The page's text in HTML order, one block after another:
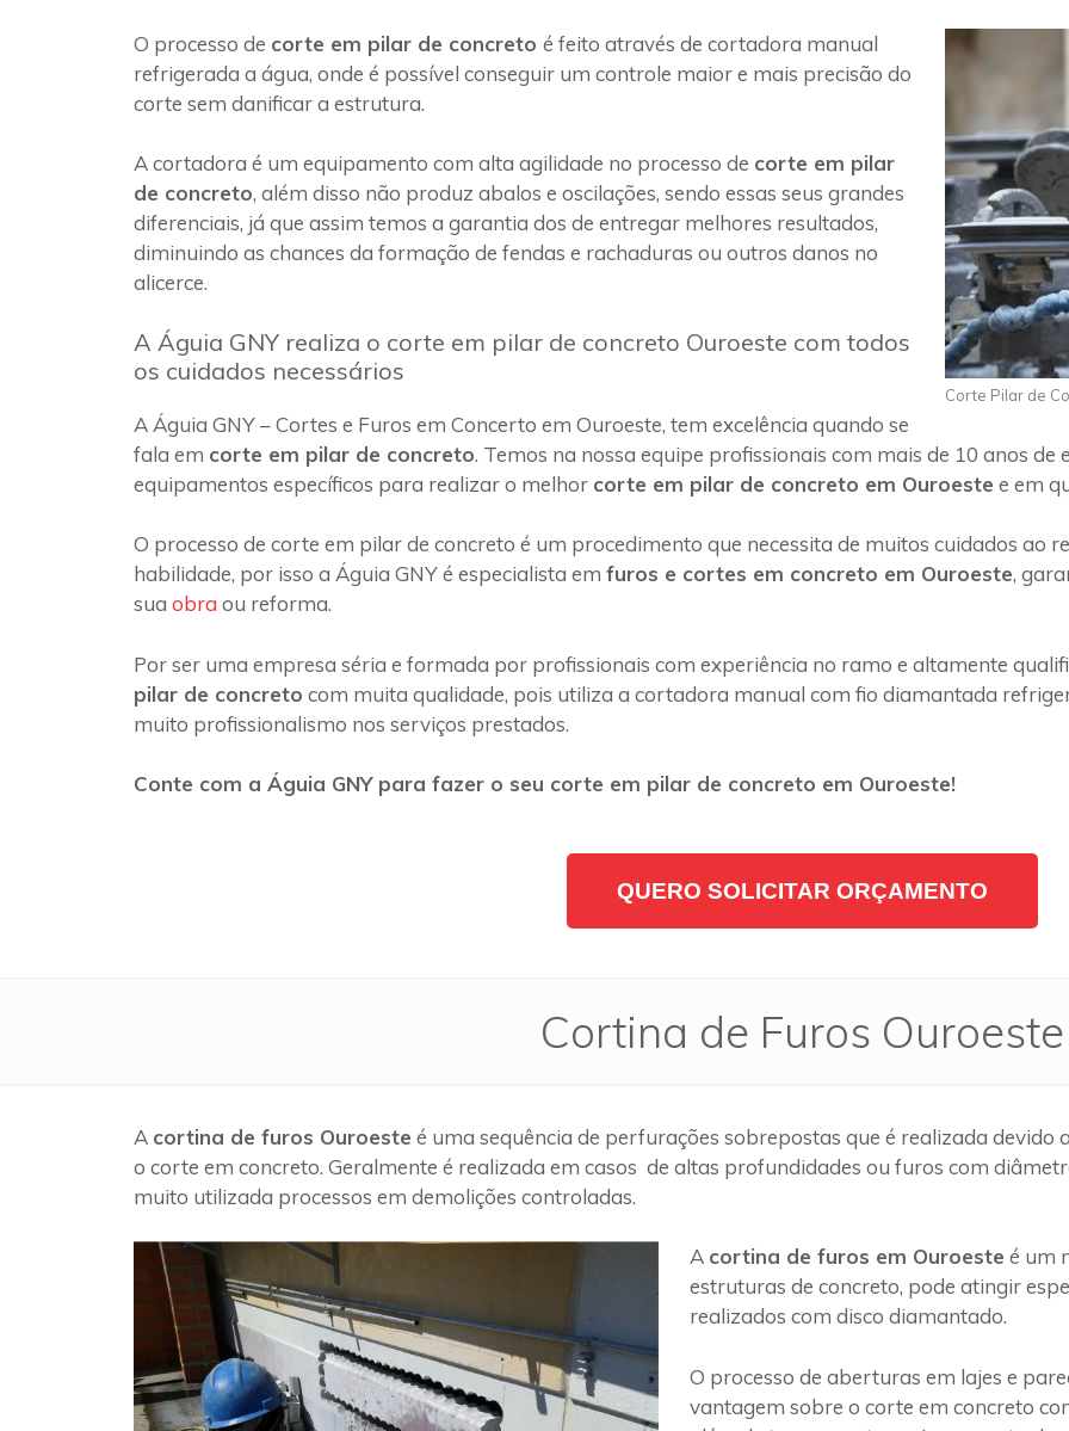
Corte Pilar de
O processo de corte em pilar de concreto é feito através de cortadora manual
refrigerada a água, onde é possível conseguir um controle maior e mais precisão do
corte sem danificar a estrutura.
A cortadora é um equipamento com alta agilidade no processo de corte em pilar
de concreto, além disso não produz abalos e oscilações, sendo essas seus grandes
diferenciais, já que assim temos a garantia dos de entregar melhores resultados,
diminuindo as chances da formação de fendas e rachaduras ou outros danos no
alicerce.
A Águia GNY realiza o corte em pilar de concreto Ouroeste com todos
os cuidados necessários
A Águia GNY – Cortes e Furos em Concerto em Ouroeste, tem excelência quando se
fala em corte em pilar de concreto. Temos na nossa equipe profissionais com mais de 10 anos
equipamentos específicos para realizar o melhor corte em pilar de concreto em Ouroeste e em
O processo de corte em pilar de concreto é um procedimento que necessita de muitos cuidados ao
habilidade, por isso a Águia GNY é especialista em furos e cortes em concreto em Ouroeste,
sua obra ou reforma.
Por ser uma empresa séria e formada por profissionais com experiência no ramo e altamente
pilar de concreto com muita qualidade, pois utiliza a cortadora manual com fio diamantada
muito profissionalismo nos serviços prestados.
Conte com a Águia GNY para fazer o seu corte em pilar de concreto em Ouroeste!
QUERO SOLICITAR ORÇAMENTO
Cortina de Furos Ouroeste
A cortina de furos Ouroeste é uma sequência de perfurações sobrepostas que é realizada
o corte em concreto. Geralmente é realizada em casos de altas profundidades ou furos com
muito utilizada processos em demolições controladas.
A cortina de furos em Ouroeste é um
estruturas de concreto, pode atingir
realizados com disco diamantado.
O processo de aberturas em lajes e
vantagem sobre o corte em concreto